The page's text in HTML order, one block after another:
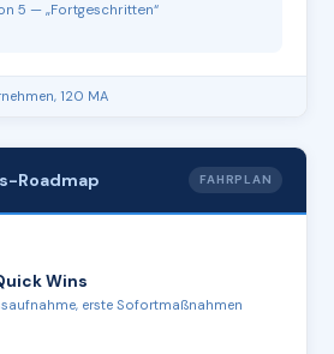
5 — „Fortgeschritten“
120 MA
Roadmap FAHRPLAN
Wins
erste Sofortmaßnahmen